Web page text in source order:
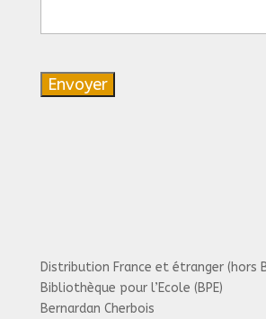
Distribution France et étranger (hors
Bibliothèque pour l’Ecole (BPE)
Bernardan Cherbois